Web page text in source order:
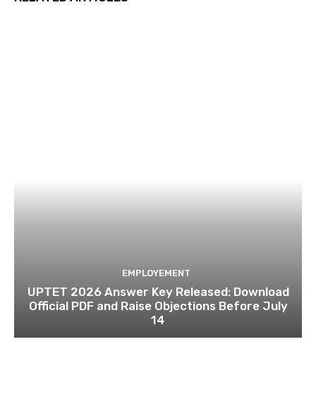
EMPLOYEMENT
UPTET 2026 Answer Key Released: Download
Official PDF and Raise Objections Before July
14